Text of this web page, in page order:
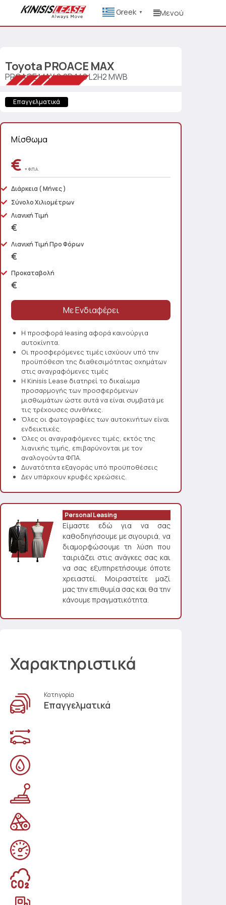
Greek ▼ Μενού
Toyota PROACE MAX
PROACE MAX 2.2D 140 L2H2 MWB
Επαγγελματικά
Μίσθωμα
€ + Φ.Π.Α.
Διάρκεια ( Μήνες )
Σύνολο Χιλιομέτρων
Λιανική Τιμή
€
Λιανική Τιμή Προ Φόρων
€
Προκαταβολή
€
Η προσφορά leasing αφορά καινούργια
αυτοκίνητα.
Οι προσφερόμενες τιμές ισχύουν υπό την
προϋπόθεση της διαθεσιμότητας οχημάτων
στις αναγραφόμενες τιμές
Η Kinisis Lease διατηρεί το δικαίωμα
προσαρμογής των προσφερόμενων
μισθωμάτων ώστε αυτά να είναι συμβατά με
τις τρέχουσες συνθήκες.
Όλες οι φωτογραφίες των αυτοκινήτων είναι
ενδεικτικές.
Όλες οι αναγραφόμενες τιμές, εκτός της
λιανικής τιμής, επιβαρύνονται με τον
αναλογούντα ΦΠΑ.
Δυνατότητα εξαγοράς υπό προϋποθέσεις
Δεν υπάρχουν κρυφές χρεώσεις.
Personal Leasing
Είμαστε εδώ για να σας
καθοδηγήσουμε με σιγουριά, να
διαμορφώσουμε τη λύση που
ταιριάζει στις ανάγκες σας και
να σας εξυπηρετήσουμε όποτε
χρειαστεί. Μοιραστείτε μαζί
μας την επιθυμία σας και θα την
κάνουμε πραγματικότητα.
Χαρακτηριστικά
Κατηγορία
Επαγγελματικά